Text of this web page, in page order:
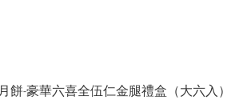
餅-豪華六喜全伍仁金腿禮盒（大六入）